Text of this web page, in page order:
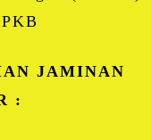
JAMINAN
: